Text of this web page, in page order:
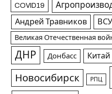
COVID19
Андрей Травников ВСУ
Великая Отечественная
ДНР Донбасс Китай
Новосибирск РПЦ